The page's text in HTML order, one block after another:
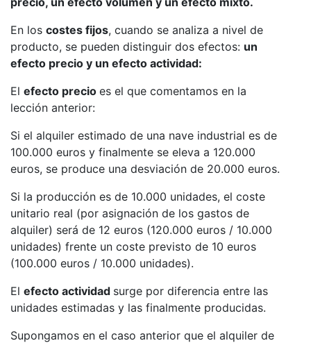
En los costes fijos, cuando se analiza a nivel de
producto, se pueden distinguir dos efectos: un
efecto precio y un efecto actividad:
El efecto precio es el que comentamos en la
lección anterior:
Si el alquiler estimado de una nave industrial es de
100.000 euros y finalmente se eleva a 120.000
euros, se produce una desviación de 20.000 euros.
Si la producción es de 10.000 unidades, el coste
unitario real (por asignación de los gastos de
alquiler) será de 12 euros (120.000 euros / 10.000
unidades) frente un coste previsto de 10 euros
(100.000 euros / 10.000 unidades).
El efecto actividad surge por diferencia entre las
unidades estimadas y las finalmente producidas.
Supongamos en el caso anterior que el alquiler de